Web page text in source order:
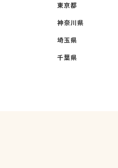
東京都
神奈川県
埼玉県
千葉県